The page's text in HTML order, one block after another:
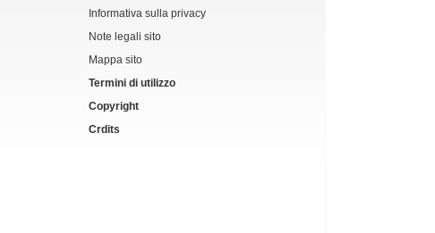
Informativa sulla privacy
Note legali sito
Mappa sito
Termini di utilizzo
Copyright
Crdits